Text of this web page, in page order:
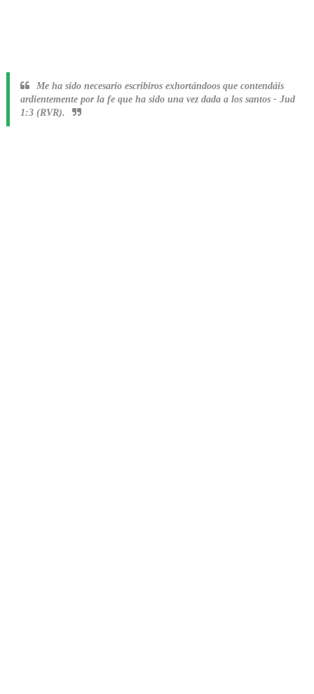
Me ha sido necesario escribiros exhortándoos que contendáis
ardientemente por la fe que ha sido una vez dada a los santos - Jud
1:3 (RVR).